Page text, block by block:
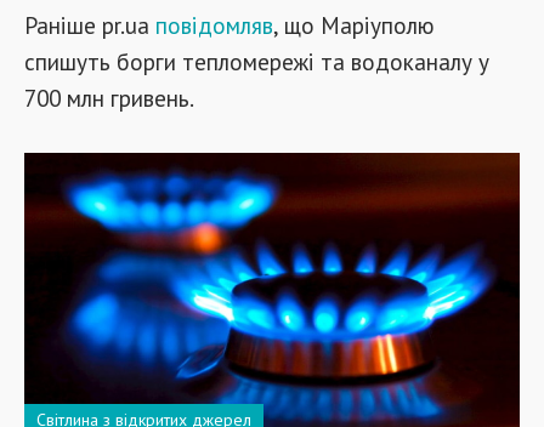
Раніше pr.ua повідомляв, що Маріуполю
спишуть борги тепломережі та водоканалу у
700 млн гривень.
Світлина з відкритих джерел